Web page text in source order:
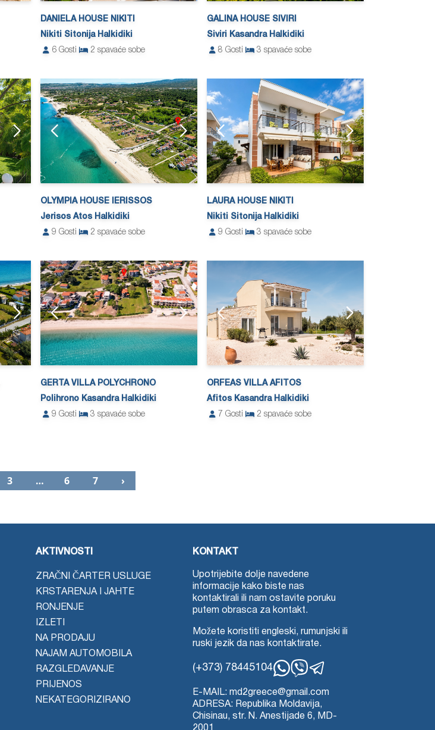
DANIELA HOUSE NIKITI
Nikiti Sitonija Halkidiki
6 Gosti 2 spavaće sobe
GALINA HOUSE SIVIRI
Siviri Kasandra Halkidiki
8 Gosti 3 spavaće sobe
OLYMPIA HOUSE IERISSOS
Jerisos Atos Halkidiki
9 Gosti 2 spavaće sobe
LAURA HOUSE NIKITI
Nikiti Sitonija Halkidiki
9 Gosti 3 spavaće sobe
GERTA VILLA POLYCHRONO
Polihrono Kasandra Halkidiki
9 Gosti 3 spavaće sobe
ORFEAS VILLA AFITOS
Afitos Kasandra Halkidiki
7 Gosti 2 spavaće sobe
3 … 6 7 ›
AKTIVNOSTI
ZRAČNI ČARTER USLUGE
KRSTARENJA I JAHTE
RONJENJE
IZLETI
NA PRODAJU
NAJAM AUTOMOBILA
RAZGLEDAVANJE
PRIJENOS
NEKATEGORIZIRANO
KONTAKT
Upotrijebite dolje navedene
informacije kako biste nas
kontaktirali ili nam ostavite poruku
putem obrasca za kontakt.
Možete koristiti engleski, rumunjski ili
ruski jezik da nas kontaktirate.
(+373) 78445104
E-MAIL: md2greece@gmail.com
ADRESA: Republika Moldavija,
Chisinau, str. N. Anestijade 6, MD-
2001